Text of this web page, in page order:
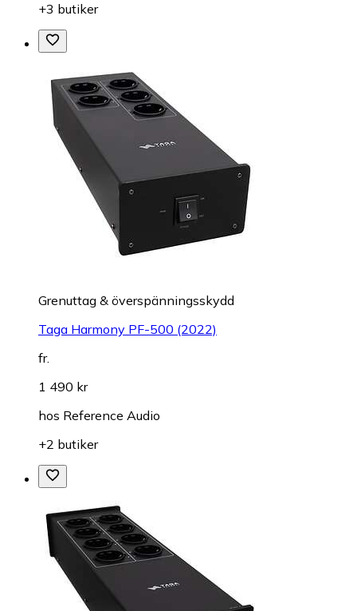
+3 butiker
Grenuttag & överspänningsskydd
Taga Harmony PF-500 (2022)
fr.
1 490 kr
hos Reference Audio
+2 butiker